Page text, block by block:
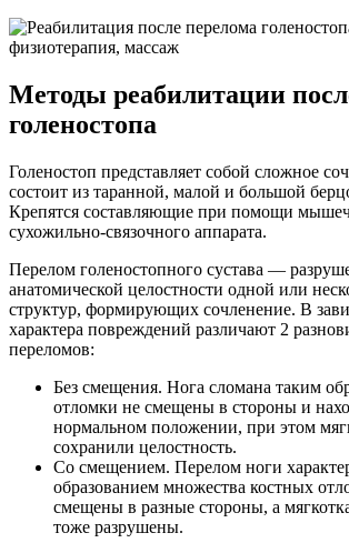
Методы реабилитации
голеностопа
Голеностоп представляет собой сложное
состоит из таранной, малой и большой
Крепятся составляющие при помощи
сухожильно-связочного аппарата.
Перелом голеностопного сустава —
анатомической целостности одной или
структур, формирующих сочленение. В
характера повреждений различают 2
переломов:
Без смещения. Нога сломана таким
отломки не смещены в стороны и
нормальном положении, при этом
сохранили целостность.
Со смещением. Перелом ноги
образованием множества костных
смещены в разные стороны, а
тоже разрушены.